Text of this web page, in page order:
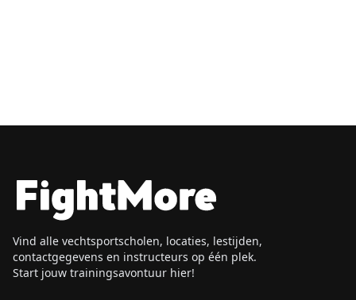
Vind alle vechtsportscholen, locaties, lestijden,
contactgegevens en instructeurs op één plek.
Start jouw trainingsavontuur hier!